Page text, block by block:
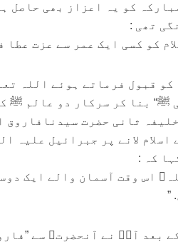
کو یہ اعزاز بھی حاصل
تھی :
کو کسی ایک عمر سے عزت
کو قبول فرماتے ہوئے اللہ
ﷺ“ بنا کر سرکار دو عالم ﷺ
ثانی حضرت سیدنافاروق
اسلام لانے پر جبرائیل علیہ
کہ :
اس وقت آسمان والے ایک
”
کے بعد آپؓ نے آنحضرتﷺ سے